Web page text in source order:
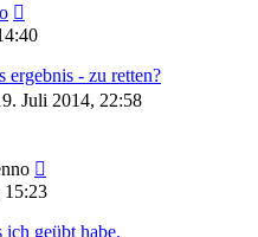
ergebnis - zu retten?
Juli 2014, 22:58
15:23
ich geübt habe.